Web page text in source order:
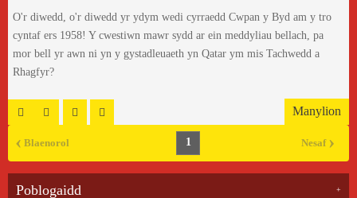
O'r diwedd, o'r diwedd yr ydym wedi cyrraedd Cwpan y Byd am y tro
cyntaf ers 1958! Y cwestiwn mawr sydd ar ein meddyliau bellach, pa
mor bell yr awn ni yn y gystadleuaeth yn Qatar ym mis Tachwedd a
Rhagfyr?
Manylion
‹ Blaenorol 1 Nesaf ›
Poblogaidd